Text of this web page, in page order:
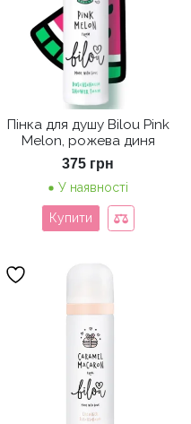
Пінка для душу Bilou Pink
Melon, рожева диня
375 грн
У наявності
Купити